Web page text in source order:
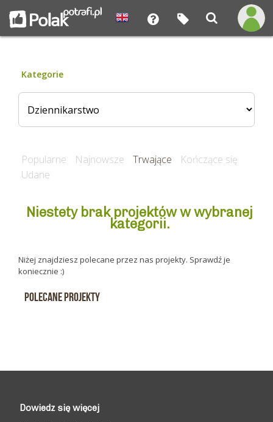
Kategorie
Popularne Najnowsze Trwające
Kończące się
Udane
Niestety brak projektów w wybranej
kategorii.
Niżej znajdziesz polecane przez nas projekty. Sprawdź je
koniecznie :)
Polecane projekty
Dowiedz się więcej